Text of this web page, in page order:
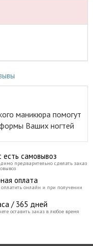
маникюра помогут
Ваших ногтей
есть самовывоз
предварительно сделать заказ
оплата
онлайн и при получении
/ 365 дней
оставить заказ в любое время